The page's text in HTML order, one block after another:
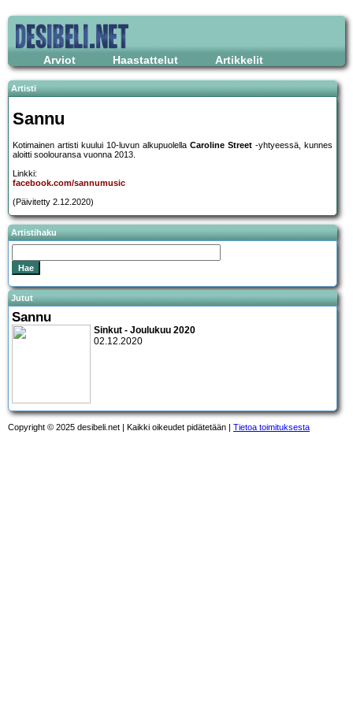
Arviot Haastattelut Artikkelit
Artisti
Sannu
Kotimainen artisti kuului 10-luvun alkupuolella Caroline Street -yhtyeessä, kunnes
aloitti soolouransa vuonna 2013.
Linkki:
facebook.com/sannumusic
(Päivitetty 2.12.2020)
Artistihaku
Jutut
Sannu
Sinkut - Joulukuu 2020
02.12.2020
Copyright © 2025 desibeli.net | Kaikki oikeudet pidätetään | Tietoa toimituksesta